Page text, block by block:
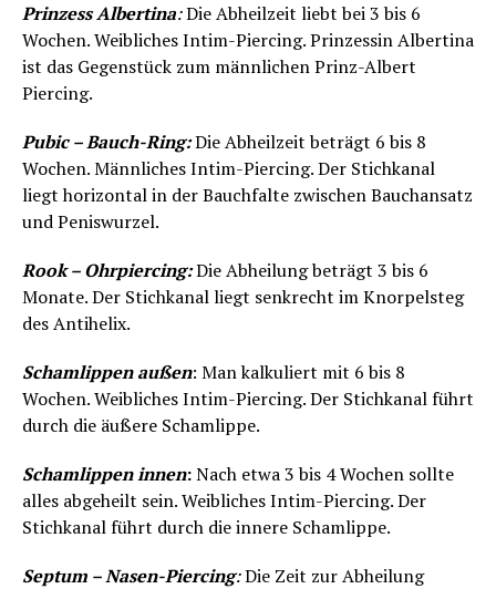
Prinzess Albertina:Die Abheilzeit liebt bei 3 bis 6
Wochen. Weibliches Intim-Piercing. Prinzessin Albertina
ist das Gegenstück zum männlichen Prinz-Albert
Piercing.
Pubic – Bauch-Ring:Die Abheilzeit beträgt 6 bis 8
Wochen. Männliches Intim-Piercing. Der Stichkanal
liegt horizontal in der Bauchfalte zwischen Bauchansatz
und Peniswurzel.
Rook – Ohrpiercing:Die Abheilung beträgt 3 bis 6
Monate. Der Stichkanal liegt senkrecht im Knorpelsteg
des Antihelix.
Schamlippen außen: Man kalkuliert mit 6 bis 8
Wochen. Weibliches Intim-Piercing. Der Stichkanal führt
durch die äußere Schamlippe.
Schamlippen innen:Nach etwa 3 bis 4 Wochen sollte
alles abgeheilt sein. Weibliches Intim-Piercing. Der
Stichkanal führt durch die innere Schamlippe.
Septum – Nasen-Piercing:Die Zeit zur Abheilung